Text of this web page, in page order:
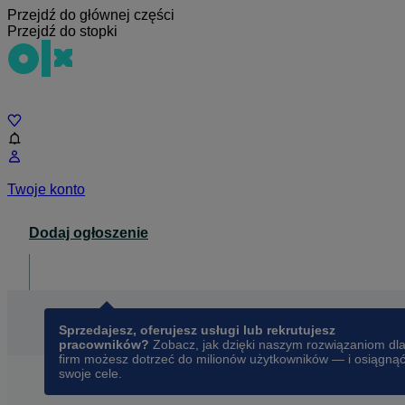
Przejdź do głównej części
Przejdź do stopki
Twoje konto
Dodaj ogłoszenie
Sprzedajesz, oferujesz usługi lub rekrutujesz
pracowników? Zobacz, jak dzięki naszym rozwiązaniom dla
firm możesz dotrzeć do milionów użytkowników — i osiągnąć
swoje cele.